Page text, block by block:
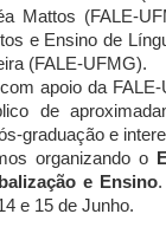
Mattos (FALE-
e Ensino de
(FALE-UFMG).
apoio da
de
graduação e
organizando o
e Ensino
e 15 de Junho.